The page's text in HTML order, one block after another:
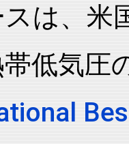
12 SI MM
SI MM
12 SI MM
12 SI MM
は、米
低気圧